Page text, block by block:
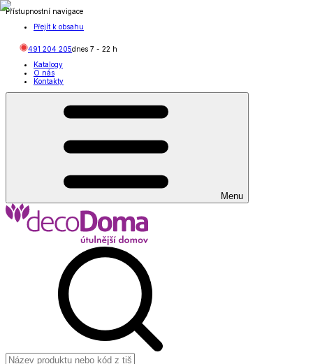
Přístupnostní navigace
Přejít k obsahu
491 204 205dnes 7 - 22 h
Katalogy
O nás
Kontakty
Menu